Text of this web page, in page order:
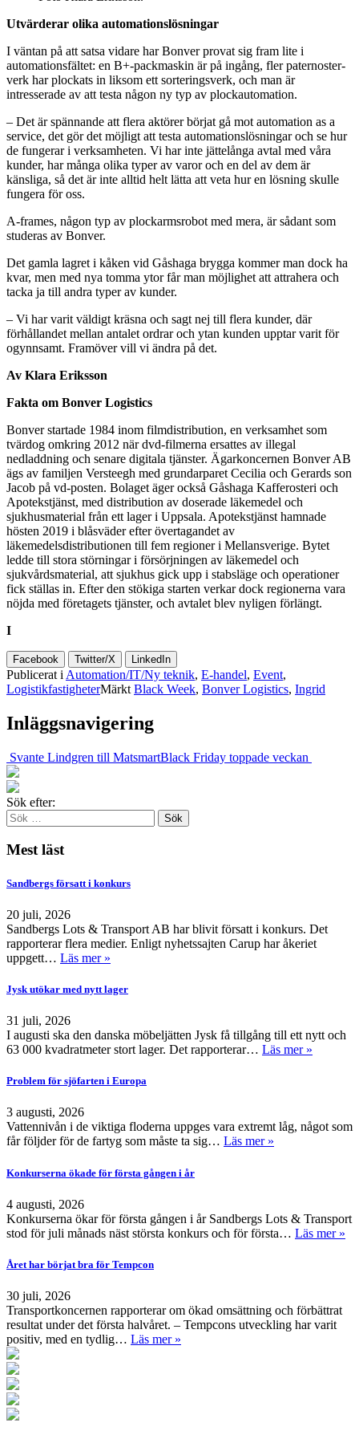
Utvärderar olika automationslösningar
I väntan på att satsa vidare har Bonver provat sig fram lite i
automationsfältet: en B+-packmaskin är på ingång, fler paternoster-
verk har plockats in liksom ett sorteringsverk, och man är
intresserade av att testa någon ny typ av plockautomation.
– Det är spännande att flera aktörer börjat gå mot automation as a
service, det gör det möjligt att testa automationslösningar och se hur
de fungerar i verksamheten. Vi har inte jättelånga avtal med våra
kunder, har många olika typer av varor och en del av dem är
känsliga, så det är inte alltid helt lätta att veta hur en lösning skulle
fungera för oss.
A-frames, någon typ av plockarmsrobot med mera, är sådant som
studeras av Bonver.
Det gamla lagret i kåken vid Gåshaga brygga kommer man dock ha
kvar, men med nya tomma ytor får man möjlighet att attrahera och
tacka ja till andra typer av kunder.
– Vi har varit väldigt kräsna och sagt nej till flera kunder, där
förhållandet mellan antalet ordrar och ytan kunden upptar varit för
ogynnsamt. Framöver vill vi ändra på det.
Av Klara Eriksson
Fakta om Bonver Logistics
Bonver startade 1984 inom filmdistribution, en verksamhet som
tvärdog omkring 2012 när dvd-filmerna ersattes av illegal
nedladdning och senare digitala tjänster. Ägarkoncernen Bonver AB
ägs av familjen Versteegh med grundarparet Cecilia och Gerards son
Jacob på vd-posten. Bolaget äger också Gåshaga Kafferosteri och
Apotekstjänst, med distribution av doserade läkemedel och
sjukhusmaterial från ett lager i Uppsala. Apotekstjänst hamnade
hösten 2019 i blåsväder efter övertagandet av
läkemedelsdistributionen till fem regioner i Mellansverige. Bytet
ledde till stora störningar i försörjningen av läkemedel och
sjukvårdsmaterial, att sjukhus gick upp i stabsläge och operationer
fick ställas in. Efter den stökiga starten verkar dock regionerna vara
nöjda med företagets tjänster, och avtalet blev nyligen förlängt.
I
Facebook Twitter/X LinkedIn
Publicerat i Automation/IT/Ny teknik, E-handel, Event,
LogistikfastigheterMärkt Black Week, Bonver Logistics, Ingrid
Inläggsnavigering
Svante Lindgren till MatsmartBlack Friday toppade veckan
Sök efter:
Mest läst
Sandbergs försatt i konkurs
20 juli, 2026
Sandbergs Lots & Transport AB har blivit försatt i konkurs. Det
rapporterar flera medier. Enligt nyhetssajten Carup har åkeriet
uppgett… Läs mer »
Jysk utökar med nytt lager
31 juli, 2026
I augusti ska den danska möbeljätten Jysk få tillgång till ett nytt och
63 000 kvadratmeter stort lager. Det rapporterar… Läs mer »
Problem för sjöfarten i Europa
3 augusti, 2026
Vattennivån i de viktiga floderna uppges vara extremt låg, något som
får följder för de fartyg som måste ta sig… Läs mer »
Konkurserna ökade för första gången i år
4 augusti, 2026
Konkurserna ökar för första gången i år Sandbergs Lots & Transport
stod för juli månads näst största konkurs och för första… Läs mer »
Året har börjat bra för Tempcon
30 juli, 2026
Transportkoncernen rapporterar om ökad omsättning och förbättrat
resultat under det första halvåret. – Tempcons utveckling har varit
positiv, med en tydlig… Läs mer »